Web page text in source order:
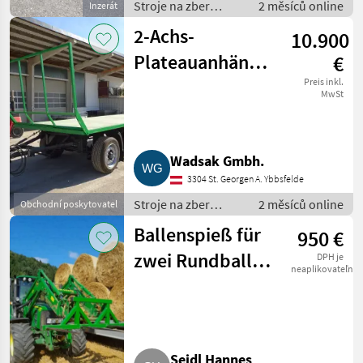
Inzerát
Stroje na zber
objemových krmív /
transportéry
balíkov
2 měsíců online
Obchodní poskytovatel
2-Achs-
Plateauanhänger,
10.900
€
Preis inkl.
MwSt
Wadsak Gmbh.
3304 St. Georgen A. Ybbsfelde
Stroje na zber
objemových krmív /
transportéry
balíkov
2 měsíců online
Ballenspieß für
zwei Rundballen
950 €
DPH je
neaplikovateľné